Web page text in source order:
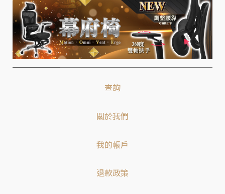
查詢
關於我們
我的帳戶
退款政策